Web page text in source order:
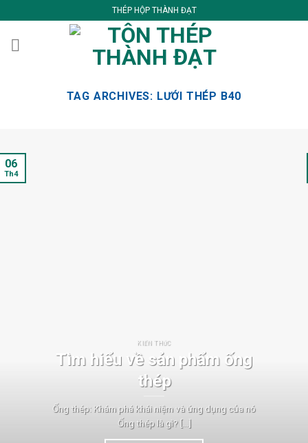
to
content
THÉP HỘP THÀNH ĐẠT
TAG ARCHIVES: LƯỚI THÉP B40
KIẾN THỨC
Tìm hiểu về sản phẩm ống
thép
Ống thép: Khám phá khái niệm và ứng dụng của nó
Ống thép là gì? [...]
06
Th4